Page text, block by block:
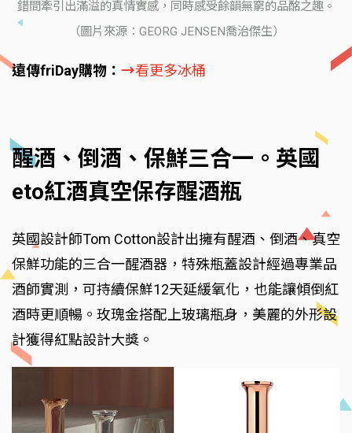
錯間牽引出滿溢的真情實感，同時感受餘韻無窮的品酩之趣。
（圖片來源：GEORG JENSEN喬治傑生）
遠傳friDay購物： →看更多冰桶
醒酒、倒酒、保鮮三合一。英國
eto紅酒真空保存醒酒瓶
英國設計師Tom Cotton設計出擁有醒酒、倒酒、真空
保鮮功能的三合一醒酒器，特殊瓶蓋設計經過專業品
酒師實測，可持續保鮮12天延緩氧化，也能讓傾倒紅
酒時更順暢。玫瑰金搭配上玻璃瓶身，美麗的外形設
計獲得紅點設計大獎。